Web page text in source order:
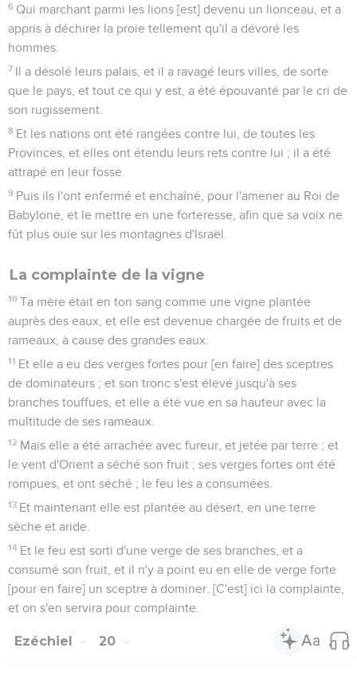
6 Qui marchant parmi les lions [est] devenu un lionceau, et a
appris à déchirer la proie tellement qu'il a dévoré les
hommes.
7 Il a désolé leurs palais, et il a ravagé leurs villes, de sorte
que le pays, et tout ce qui y est, a été épouvanté par le cri de
son rugissement.
8 Et les nations ont été rangées contre lui, de toutes les
Provinces, et elles ont étendu leurs rets contre lui ; il a été
attrapé en leur fosse.
9 Puis ils l'ont enfermé et enchaîné, pour l'amener au Roi de
Babylone, et le mettre en une forteresse, afin que sa voix ne
fût plus ouïe sur les montagnes d'Israël.
La complainte de la vigne
10 Ta mère était en ton sang comme une vigne plantée
auprès des eaux, et elle est devenue chargée de fruits et de
rameaux, à cause des grandes eaux.
11 Et elle a eu des verges fortes pour [en faire] des sceptres
de dominateurs ; et son tronc s'est élevé jusqu'à ses
branches touffues, et elle a été vue en sa hauteur avec la
multitude de ses rameaux.
12 Mais elle a été arrachée avec fureur, et jetée par terre ; et
le vent d'Orient a séché son fruit ; ses verges fortes ont été
rompues, et ont séché ; le feu les a consumées.
13 Et maintenant elle est plantée au désert, en une terre
sèche et aride.
14 Et le feu est sorti d'une verge de ses branches, et a
consumé son fruit, et il n'y a point eu en elle de verge forte
[pour en faire] un sceptre à dominer. [C'est] ici la complainte,
et on s'en servira pour complainte.
Ezéchiel 20